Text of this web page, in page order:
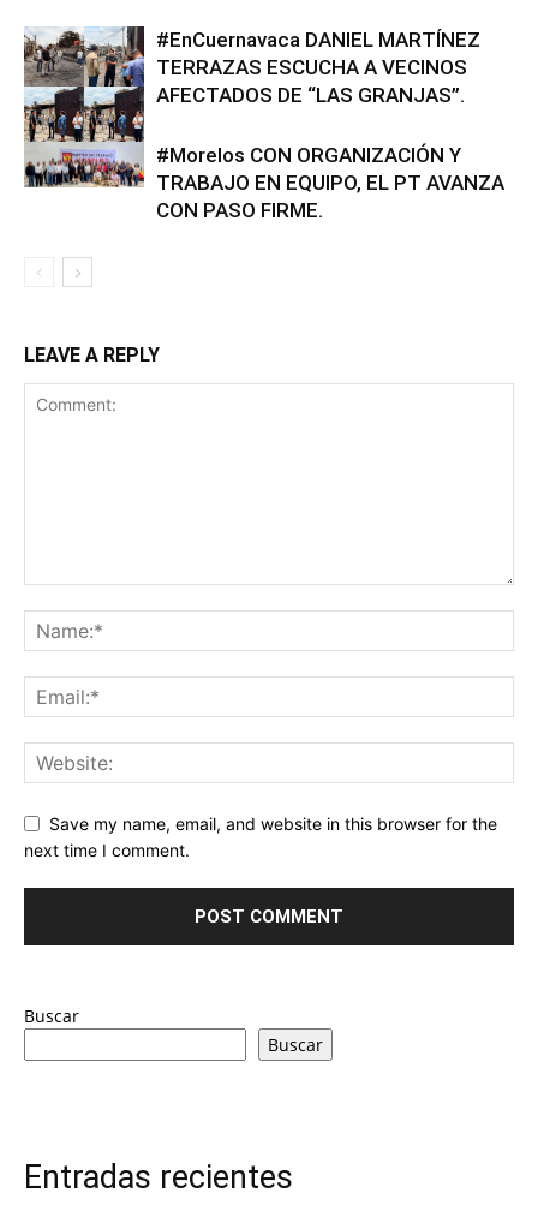
#EnCuernavaca DANIEL MARTÍNEZ
TERRAZAS ESCUCHA A VECINOS
AFECTADOS DE “LAS GRANJAS”.
#Morelos CON ORGANIZACIÓN Y
TRABAJO EN EQUIPO, EL PT AVANZA
CON PASO FIRME.
LEAVE A REPLY
Save my name, email, and website in this browser for the
next time I comment.
Buscar
Buscar
Entradas recientes